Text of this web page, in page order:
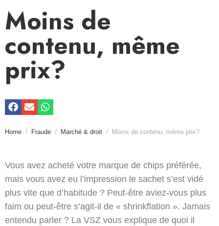
Moins de
contenu, même
prix?
Home Fraude Marché & droit Moins de contenu, même prix?
Vous avez acheté votre marque de chips préférée,
mais vous avez eu l’impression le sachet s’est vidé
plus vite que d’habitude ? Peut-être aviez-vous plus
faim ou peut-être s’agit-il de « shrinkflation ». Jamais
entendu parler ? La VSZ vous explique de quoi il